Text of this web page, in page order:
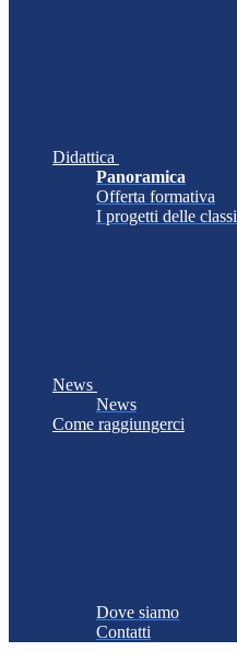
Didattica
Panoramica
Offerta formativa
I progetti delle classi
News
News
Come raggiungerci
Dove siamo
Contatti